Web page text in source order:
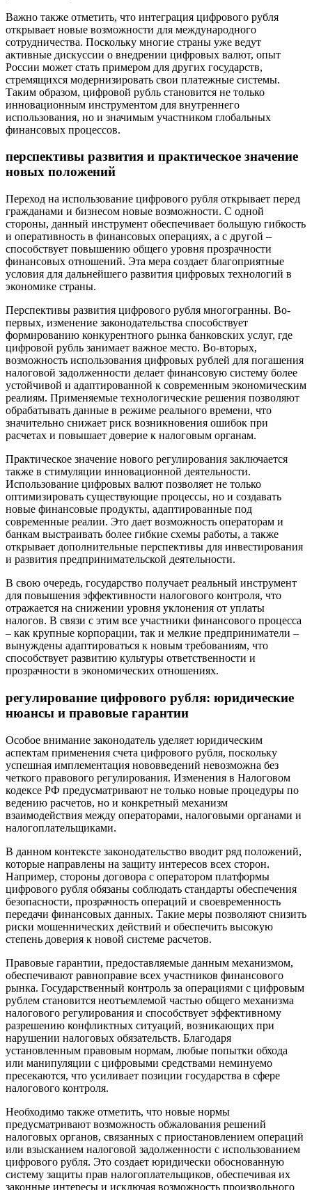
Важно также отметить, что интеграция цифрового рубля
открывает новые возможности для международного
сотрудничества. Поскольку многие страны уже ведут
активные дискуссии о внедрении цифровых валют, опыт
России может стать примером для других государств,
стремящихся модернизировать свои платежные системы.
Таким образом, цифровой рубль становится не только
инновационным инструментом для внутреннего
использования, но и значимым участником глобальных
финансовых процессов.
перспективы развития и практическое значение
новых положений
Переход на использование цифрового рубля открывает перед
гражданами и бизнесом новые возможности. С одной
стороны, данный инструмент обеспечивает большую гибкость
и оперативность в финансовых операциях, а с другой –
способствует повышению общего уровня прозрачности
финансовых отношений. Эта мера создает благоприятные
условия для дальнейшего развития цифровых технологий в
экономике страны.
Перспективы развития цифрового рубля многогранны. Во-
первых, изменение законодательства способствует
формированию конкурентного рынка банковских услуг, где
цифровой рубль занимает важное место. Во-вторых,
возможность использования цифровых рублей для погашения
налоговой задолженности делает финансовую систему более
устойчивой и адаптированной к современным экономическим
реалиям. Применяемые технологические решения позволяют
обрабатывать данные в режиме реального времени, что
значительно снижает риск возникновения ошибок при
расчетах и повышает доверие к налоговым органам.
Практическое значение нового регулирования заключается
также в стимуляции инновационной деятельности.
Использование цифровых валют позволяет не только
оптимизировать существующие процессы, но и создавать
новые финансовые продукты, адаптированные под
современные реалии. Это дает возможность операторам и
банкам выстраивать более гибкие схемы работы, а также
открывает дополнительные перспективы для инвестирования
и развития предпринимательской деятельности.
В свою очередь, государство получает реальный инструмент
для повышения эффективности налогового контроля, что
отражается на снижении уровня уклонения от уплаты
налогов. В связи с этим все участники финансового процесса
– как крупные корпорации, так и мелкие предприниматели –
вынуждены адаптироваться к новым требованиям, что
способствует развитию культуры ответственности и
прозрачности в экономических отношениях.
регулирование цифрового рубля: юридические
нюансы и правовые гарантии
Особое внимание законодатель уделяет юридическим
аспектам применения счета цифрового рубля, поскольку
успешная имплементация нововведений невозможна без
четкого правового регулирования. Изменения в Налоговом
кодексе РФ предусматривают не только новые процедуры по
ведению расчетов, но и конкретный механизм
взаимодействия между операторами, налоговыми органами и
налогоплательщиками.
В данном контексте законодательство вводит ряд положений,
которые направлены на защиту интересов всех сторон.
Например, стороны договора с оператором платформы
цифрового рубля обязаны соблюдать стандарты обеспечения
безопасности, прозрачность операций и своевременность
передачи финансовых данных. Такие меры позволяют снизить
риски мошеннических действий и обеспечить высокую
степень доверия к новой системе расчетов.
Правовые гарантии, предоставляемые данным механизмом,
обеспечивают равноправие всех участников финансового
рынка. Государственный контроль за операциями с цифровым
рублем становится неотъемлемой частью общего механизма
налогового регулирования и способствует эффективному
разрешению конфликтных ситуаций, возникающих при
нарушении налоговых обязательств. Благодаря
установленным правовым нормам, любые попытки обхода
или манипуляции с цифровыми средствами неминуемо
пресекаются, что усиливает позиции государства в сфере
налогового контроля.
Необходимо также отметить, что новые нормы
предусматривают возможность обжалования решений
налоговых органов, связанных с приостановлением операций
или взысканием налоговой задолженности с использованием
цифрового рубля. Это создает юридически обоснованную
систему защиты прав налогоплательщиков, обеспечивая их
законные интересы и исключая возможность произвольного